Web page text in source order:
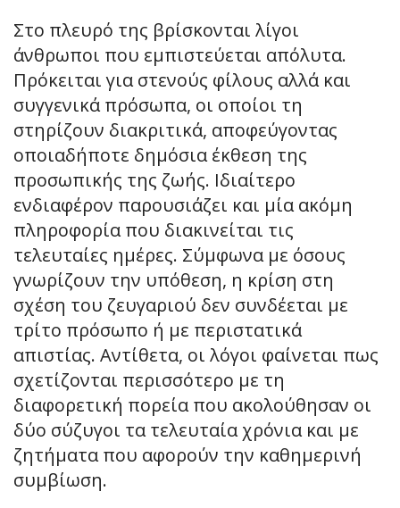
Στο πλευρό της βρίσκονται λίγοι
άνθρωποι που εμπιστεύεται απόλυτα.
Πρόκειται για στενούς φίλους αλλά και
συγγενικά πρόσωπα, οι οποίοι τη
στηρίζουν διακριτικά, αποφεύγοντας
οποιαδήποτε δημόσια έκθεση της
προσωπικής της ζωής. Ιδιαίτερο
ενδιαφέρον παρουσιάζει και μία ακόμη
πληροφορία που διακινείται τις
τελευταίες ημέρες. Σύμφωνα με όσους
γνωρίζουν την υπόθεση, η κρίση στη
σχέση του ζευγαριού δεν συνδέεται με
τρίτο πρόσωπο ή με περιστατικά
απιστίας. Αντίθετα, οι λόγοι φαίνεται πως
σχετίζονται περισσότερο με τη
διαφορετική πορεία που ακολούθησαν οι
δύο σύζυγοι τα τελευταία χρόνια και με
ζητήματα που αφορούν την καθημερινή
συμβίωση.